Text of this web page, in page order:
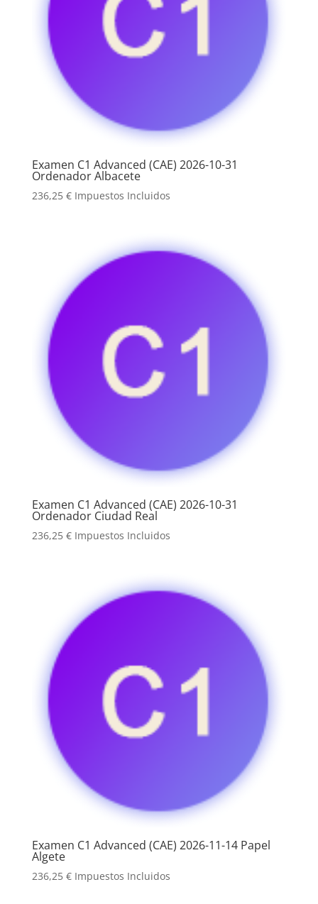
Examen C1 Advanced (CAE) 2026-10-31
Ordenador Albacete
236,25 € Impuestos Incluidos
Examen C1 Advanced (CAE) 2026-10-31
Ordenador Ciudad Real
236,25 € Impuestos Incluidos
Examen C1 Advanced (CAE) 2026-11-14 Papel
Algete
236,25 € Impuestos Incluidos